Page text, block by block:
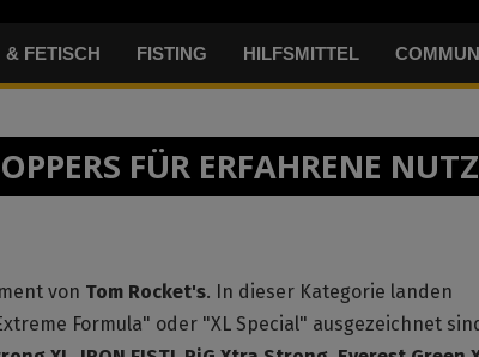
& FETISCH FISTING HILFSMITTEL
FÜR ERFAHRENE
von Tom Rocket's. In dieser Kategorie landen
Formula" oder "XL Special" ausgezeichnet